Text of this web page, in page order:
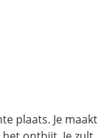
plaats. Je maakt